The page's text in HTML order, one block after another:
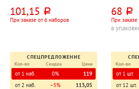
Iris)", пластик, ассорти
101,15 руб.
При заказе от 6 наборов
СПЕЦПРЕДЛОЖЕНИЕ
Кол-во
Скидка Цена
от 1 наб. 0%
119
от 2 наб.
−5%
113,05
68 руб.
При
в
Кол-во
от 1 шт.
от 12 шт.